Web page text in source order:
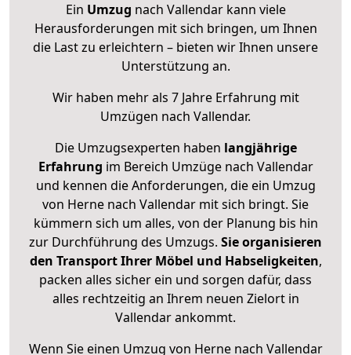
Ein Umzug nach Vallendar kann viele
Herausforderungen mit sich bringen, um Ihnen
die Last zu erleichtern – bieten wir Ihnen unsere
Unterstützung an.
Wir haben mehr als 7 Jahre Erfahrung mit
Umzügen nach Vallendar.
Die Umzugsexperten haben langjährige
Erfahrung im Bereich Umzüge nach Vallendar
und kennen die Anforderungen, die ein Umzug
von Herne nach Vallendar mit sich bringt. Sie
kümmern sich um alles, von der Planung bis hin
zur Durchführung des Umzugs. Sie organisieren
den Transport Ihrer Möbel und Habseligkeiten,
packen alles sicher ein und sorgen dafür, dass
alles rechtzeitig an Ihrem neuen Zielort in
Vallendar ankommt.
Wenn Sie einen Umzug von Herne nach Vallendar